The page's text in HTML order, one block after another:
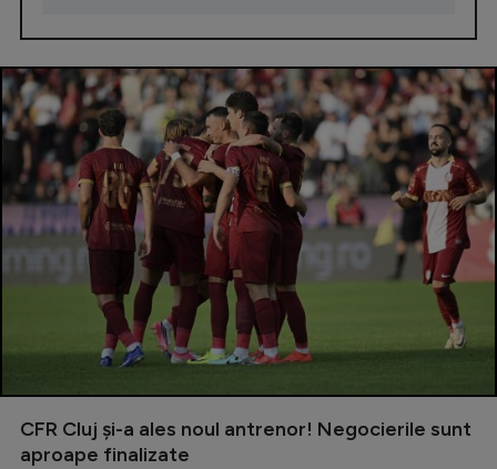
CFR Cluj și-a ales noul antrenor! Negocierile sunt
aproape finalizate